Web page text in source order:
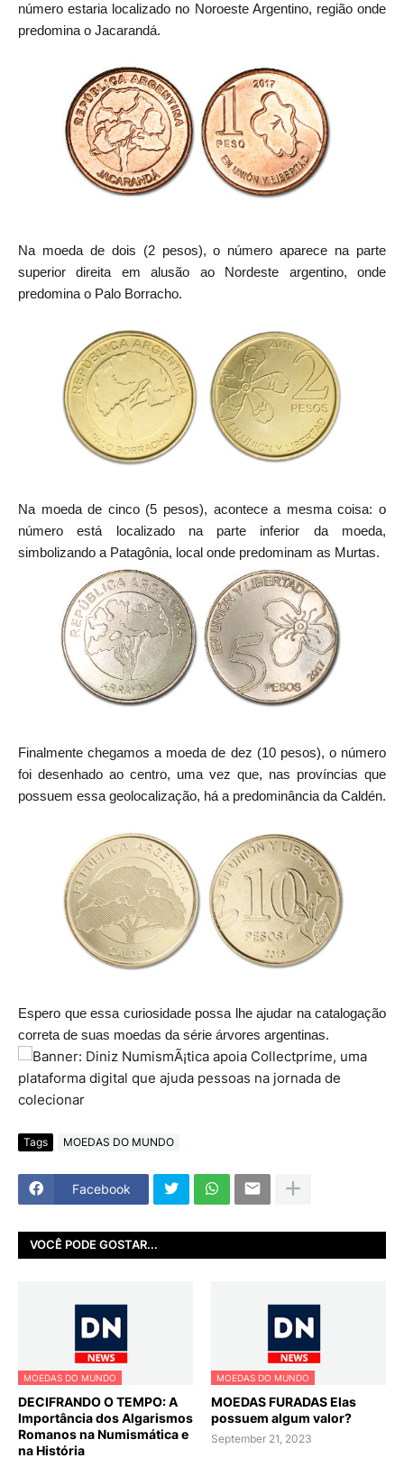
número estaria localizado no Noroeste Argentino, região onde
predomina o Jacarandá.
Na moeda de dois (2 pesos), o número aparece na parte
superior direita em alusão ao Nordeste argentino, onde
predomina o Palo Borracho.
Na moeda de cinco (5 pesos), acontece a mesma coisa: o
número está localizado na parte inferior da moeda,
simbolizando a Patagônia, local onde predominam as Murtas.
Finalmente chegamos a moeda de dez (10 pesos), o número
foi desenhado ao centro, uma vez que, nas províncias que
possuem essa geolocalização, há a predominância da Caldén.
Espero que essa curiosidade possa lhe ajudar na catalogação
correta de suas moedas da série árvores argentinas.
Tags MOEDAS DO MUNDO
Facebook
VOCÊ PODE GOSTAR...
MOEDAS DO MUNDO
DECIFRANDO O TEMPO: A
Importância dos Algarismos
Romanos na Numismática e
na História
MOEDAS DO MUNDO
MOEDAS FURADAS Elas
possuem algum valor?
September 21, 2023